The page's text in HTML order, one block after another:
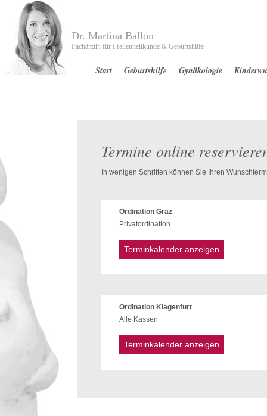
Dr. Martina Ballon
Fachärztin für Frauenheilkunde & Geburtshilfe
Start Geburtshilfe Gynäkologie
Termine online
In wenigen Schritten können Sie Ihren
Ordination Graz
Privatordination
Terminkalender anzeigen
Ordination Klagenfurt
Alle Kassen
Terminkalender anzeigen